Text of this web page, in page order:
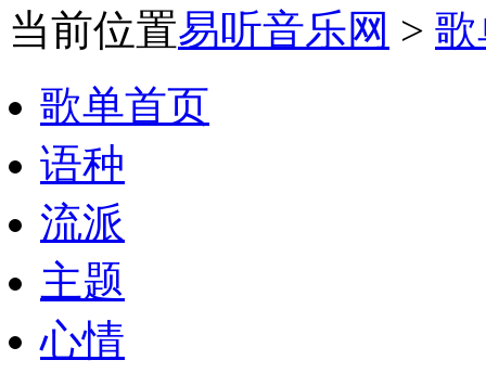
当前位置易听音乐网 >
歌单首页
语种
流派
主题
心情